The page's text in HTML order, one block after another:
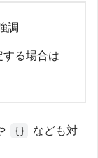
調
する場合は
{}
なども対